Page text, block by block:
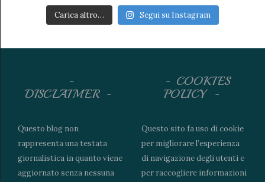
Carica altro… Segui su Instagram
DISCLAIMER
Questo blog non
rappresenta una testata
giornalistica in quanto viene
aggiornato senza nessuna
COOKIES
POLICY
Questo sito fa uso di cookie
per migliorare l’esperienza
di navigazione degli utenti e
per raccogliere informazioni